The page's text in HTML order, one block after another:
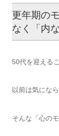
更年期の
なく「内
50代を迎える
以前は気にな
そんな「心の